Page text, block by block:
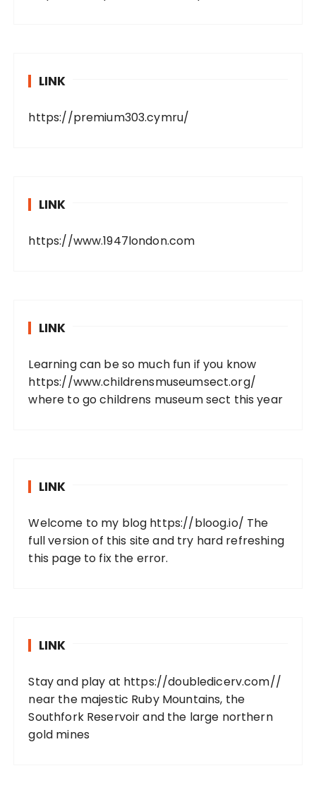
LINK
https://premium303.cymru/
LINK
https://www.1947london.com
LINK
Learning can be so much fun if you know
https://www.childrensmuseumsect.org/
where to go childrens museum sect this year
LINK
Welcome to my blog https://bloog.io/ The
full version of this site and try hard refreshing
this page to fix the error.
LINK
Stay and play at https://doubledicerv.com//
near the majestic Ruby Mountains, the
Southfork Reservoir and the large northern
gold mines